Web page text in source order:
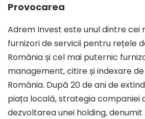
tehnică
prin
Bento
Provocarea
Adrem Invest este unul dintre cei
furnizori de servicii pentru rețele
România și cel mai puternic
management, citire și indexare
România. După 20 de ani de
piața locală, strategia companiei
dezvoltarea unei holding, denumit